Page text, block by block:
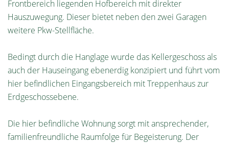
Frontbereich liegenden Hofbereich mit direkter
Hauszuwegung. Dieser bietet neben den zwei Garagen
weitere Pkw-Stellfläche.
Bedingt durch die Hanglage wurde das Kellergeschoss als
auch der Hauseingang ebenerdig konzipiert und führt vom
hier befindlichen Eingangsbereich mit Treppenhaus zur
Erdgeschossebene.
Die hier befindliche Wohnung sorgt mit ansprechender,
familienfreundliche Raumfolge für Begeisterung. Der